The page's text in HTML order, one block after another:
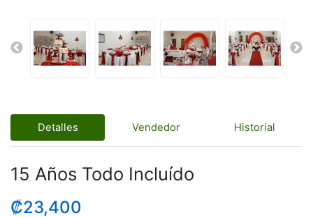
Detalles Vendedor Historial
15 Años Todo Incluído
₡23,400